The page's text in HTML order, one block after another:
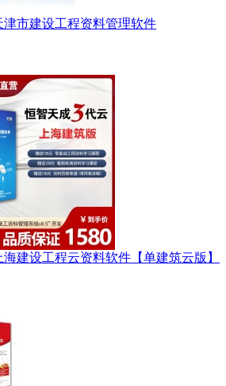
津市建设工程资料管理软件
建设工程云资料软件【单建筑云版】